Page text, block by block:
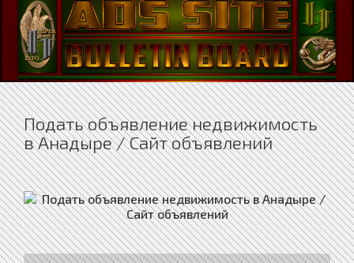
Подать объявление недвижимость
в Анадыре / Сайт объявлений